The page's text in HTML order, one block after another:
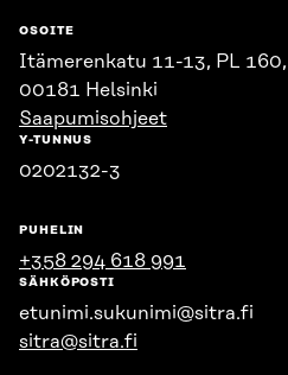
OSOITE
Itämerenkatu 11-13, PL 160,
00181 Helsinki
Saapumisohjeet
Y-TUNNUS
0202132-3
PUHELIN
+358 294 618 991
SÄHKÖPOSTI
etunimi.sukunimi@sitra.fi
sitra@sitra.fi